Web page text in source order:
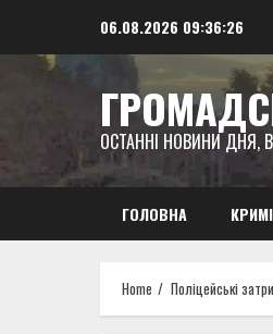
content
06.08.2026 09:36:27
ОСТАННІ НОВИНИ ДНЯ,
ГОЛОВНА
Home Поліцейські